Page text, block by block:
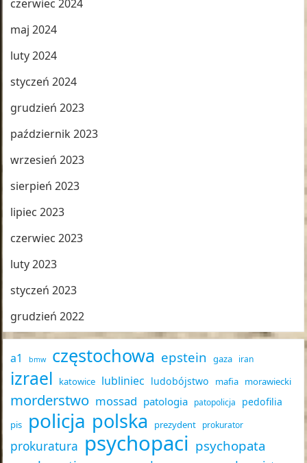
czerwiec 2024
maj 2024
luty 2024
styczeń 2024
grudzień 2023
październik 2023
wrzesień 2023
sierpień 2023
lipiec 2023
czerwiec 2023
luty 2023
styczeń 2023
grudzień 2022
a1 bmw częstochowa epstein gaza iran
izrael katowice lubliniec ludobójstwo mafia morawiecki
morderstwo mossad patologia patopolicja pedofilia
pis policja polska prezydent prokurator
prokuratura psychopaci psychopata